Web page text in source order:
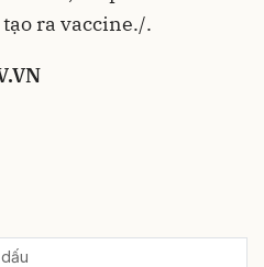
ra vaccine./.